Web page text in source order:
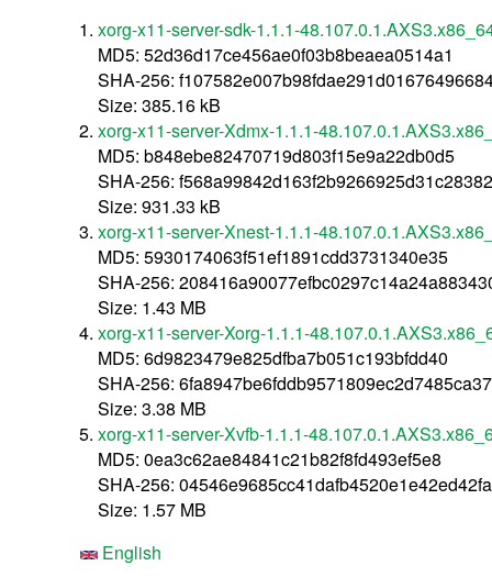
xorg-x11-server-sdk-1.1.1-
MD5: 52d36d17ce456ae0f03b8beaea0514a1
SHA-256:
Size: 385.16 kB
xorg-x11-server-Xdmx-1.1.1-
MD5: b848ebe82470719d803f15e9a22db0d5
SHA-256:
Size: 931.33 kB
xorg-x11-server-Xnest-1.1.1-
MD5: 5930174063f51ef1891cdd3731340e35
SHA-256:
Size: 1.43 MB
xorg-x11-server-Xorg-1.1.1-
MD5: 6d9823479e825dfba7b051c193bfdd40
SHA-256:
Size: 3.38 MB
xorg-x11-server-Xvfb-1.1.1-
MD5: 0ea3c62ae84841c21b82f8fd493ef5e8
SHA-256:
Size: 1.57 MB
English